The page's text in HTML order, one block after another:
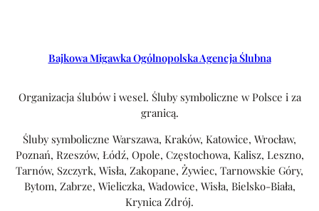
Bajkowa Migawka Ogólnopolska Agencja Ślubna
Organizacja ślubów i wesel. Śluby symboliczne w Polsce i za
granicą.
Śluby symboliczne Warszawa, Kraków, Katowice, Wrocław,
Poznań, Rzeszów, Łódź, Opole, Częstochowa, Kalisz, Leszno,
Tarnów, Szczyrk, Wisła, Zakopane, Żywiec, Tarnowskie Góry,
Bytom, Zabrze, Wieliczka, Wadowice, Wisła, Bielsko-Biała,
Krynica Zdrój.